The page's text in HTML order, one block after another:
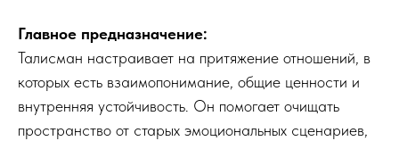
Главное предназначение:
Талисман настраивает на притяжение отношений, в
которых есть взаимопонимание, общие ценности и
внутренняя устойчивость. Он помогает очищать
пространство от старых эмоциональных сценариев,